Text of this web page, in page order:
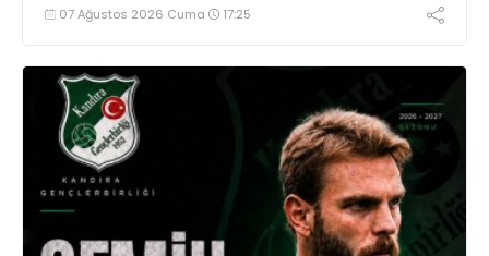
07 Ağustos 2026 Cuma 17:25